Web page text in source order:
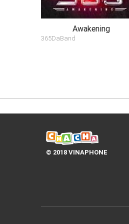
Awakening
365DaBand
© 2018 VINAPHONE